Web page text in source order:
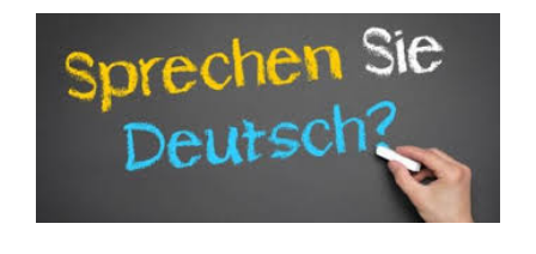
Larger
Image